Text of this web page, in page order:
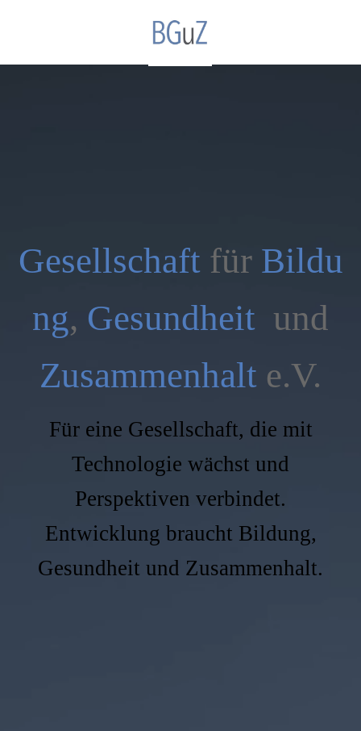
Gesellschaft für Bildu
ng, Gesundheit und
Zusammenhalt e.V.
Für eine Gesellschaft, die mit
Technologie wächst und
Perspektiven verbindet.
Entwicklung braucht Bildung,
Gesundheit und Zusammenhalt.